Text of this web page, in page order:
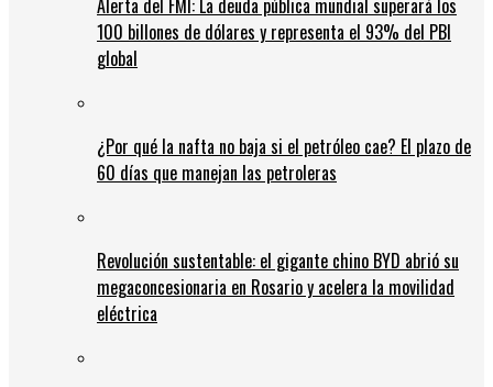
Alerta del FMI: La deuda pública mundial superará los
100 billones de dólares y representa el 93% del PBI
global
¿Por qué la nafta no baja si el petróleo cae? El plazo de
60 días que manejan las petroleras
Revolución sustentable: el gigante chino BYD abrió su
megaconcesionaria en Rosario y acelera la movilidad
eléctrica